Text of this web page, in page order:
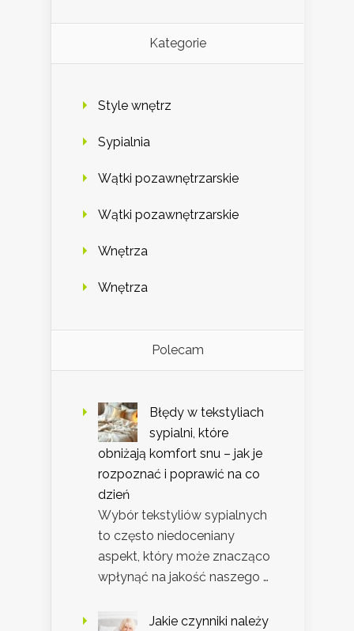
Kategorie
Style wnętrz
Sypialnia
Wątki pozawnętrzarskie
Wątki pozawnętrzarskie
Wnętrza
Wnętrza
Polecam
Błędy w tekstyliach
sypialni, które
obniżają komfort snu – jak je
rozpoznać i poprawić na co
dzień
Wybór tekstyliów sypialnych
to często niedoceniany
aspekt, który może znacząco
wpłynąć na jakość naszego …
Jakie czynniki należy